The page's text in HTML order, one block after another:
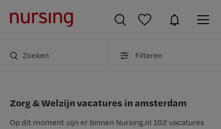
Zoeken Filteren
Zorg & Welzijn vacatures in amsterdam
Op dit moment zijn er binnen Nursing.nl 102 vacatures